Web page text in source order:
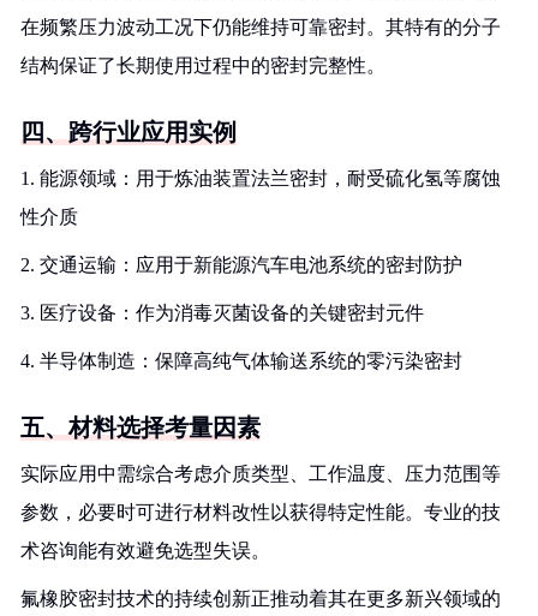
在频繁压力波动工况下仍能维持可靠密封。其特有的分子
结构保证了长期使用过程中的密封完整性。
四、跨行业应用实例
1. 能源领域：用于炼油装置法兰密封，耐受硫化氢等腐蚀
性介质
2. 交通运输：应用于新能源汽车电池系统的密封防护
3. 医疗设备：作为消毒灭菌设备的关键密封元件
4. 半导体制造：保障高纯气体输送系统的零污染密封
五、材料选择考量因素
实际应用中需综合考虑介质类型、工作温度、压力范围等
参数，必要时可进行材料改性以获得特定性能。专业的技
术咨询能有效避免选型失误。
氟橡胶密封技术的持续创新正推动着其在更多新兴领域的